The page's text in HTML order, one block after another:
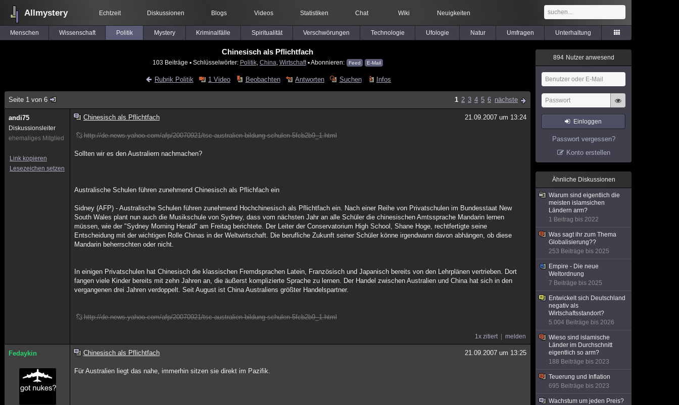
Allmystery Echtzeit Diskussionen Blogs Videos Statistiken Chat Wiki Neuigkeiten
Menschen Wissenschaft Politik Mystery Kriminalfälle Spiritualität Verschwörungen Technologie Ufologie Natur Umfragen Unterhaltung
Chinesisch als Pflichtfach
103 Beiträge ▪ Schlüsselwörter: Politik, China Wirtschaft▪ Abonnieren: Feed E-Mail
Rubrik Politik 1 Video Beobachten Antworten Suchen Infos
Seite 1 von 6 1 2 3 4 5 6 nächste
andi75
Diskussionsleiter
ehemaliges Mitglied
Link kopieren
Lesezeichen setzen
Chinesisch als Pflichtfach 21.09.2007 um 13:24
http://de.news.yahoo.com/afp/20070921/tsc-australien-bildung-schulen-5fcb2b9_1.html
Sollten wir es den Australiern nachmachen?
Australische Schulen führen zunehmend Chinesisch als Pflichfach ein
Sidney (AFP) - Australische Schulen führen zunehmend Hochchinesisch als Pflichtfach ein. Nach einer Reihe von Privatschulen im Bundesstaat New
South Wales plant nun auch die Musikschule von Sydney, dass vom nächsten Jahr an alle Schüler die chinesischen Amtssprache Mandarin lernen
müssen, wie der "Sydney Morning Herald" am Freitag berichtete. Der Leiter der Conservatorium High School, Shane Hoge, rechtfertigte seine
Entscheidung mit der wichtigen Rolle Chinas in der Weltwirtschaft. Die berufliche Zukunft seiner Schüler könne irgendwann davon abhängen, ob diese
Mandarin beherrschten oder nicht.
In einigen Privatschulen hat Chinesisch die klassischen Fremdsprachen Latein, Französisch und Japanisch bereits von den Lehrplänen vertrieben. Dort
fangen viele Kinder bereits mit zehn Jahren an, die äußerst komplizierte Sprache zu lernen. Der Handel zwischen Australien und China hat sich in den
vergangenen drei Jahren verdoppelt. Seit August ist China Australiens größter Handelspartner.
http://de.news.yahoo.com/afp/20070921/tsc-australien-bildung-schulen-5fcb2b9_1.html
1x zitiert melden
Fedaykin Chinesisch als Pflichtfach 21.09.2007 um 13:25
Für Australien liegt das nahe, immerhin sitzen sie direkt im Pazifik.
894 Nutzer anwesend
Einloggen
Passwort vergessen?
Konto erstellen
Ähnliche Diskussionen
Warum sind eigentlich die
meisten islamsichen
Ländern arm?
1 Beitrag bis 2022
Was sagt ihr zum Thema
Globalisierung??
253 Beiträge bis 2025
Empire - Die neue
Weltordnung
7 Beiträge bis 2025
Entwickelt sich Deutschland
negativ als
Wirtschaftsstandort?
5.004 Beiträge bis 2026
Wieso sind islamische
Länder im Durchschnitt
eigentlich so arm?
188 Beiträge bis 2023
Teuerung und Inflation
695 Beiträge bis 2023
Wachstum um jeden Preis?